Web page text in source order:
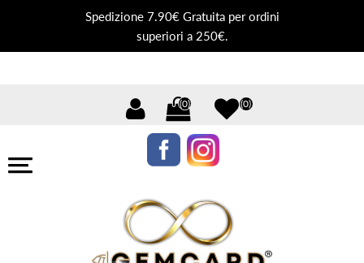
Spedizione 7.90€ Gratuita per ordini
superiori a 250€.
(0) (0)